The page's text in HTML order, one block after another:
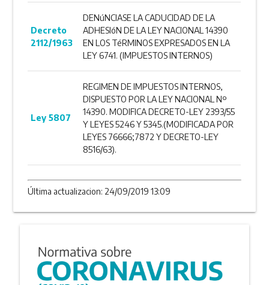
Decreto
2112/1963
DENúNCIASE LA CADUCIDAD DE LA
ADHESIóN DE LA LEY NACIONAL 14390
EN LOS TéRMINOS EXPRESADOS EN LA
LEY 6741. (IMPUESTOS INTERNOS)
Ley 5807
REGIMEN DE IMPUESTOS INTERNOS,
DISPUESTO POR LA LEY NACIONAL Nº
14390. MODIFICA DECRETO-LEY 2393/55
Y LEYES 5246 Y 5345.(MODIFICADA POR
LEYES 76666;7872 Y DECRETO-LEY
8516/63).
Última actualizacion: 24/09/2019 13:09